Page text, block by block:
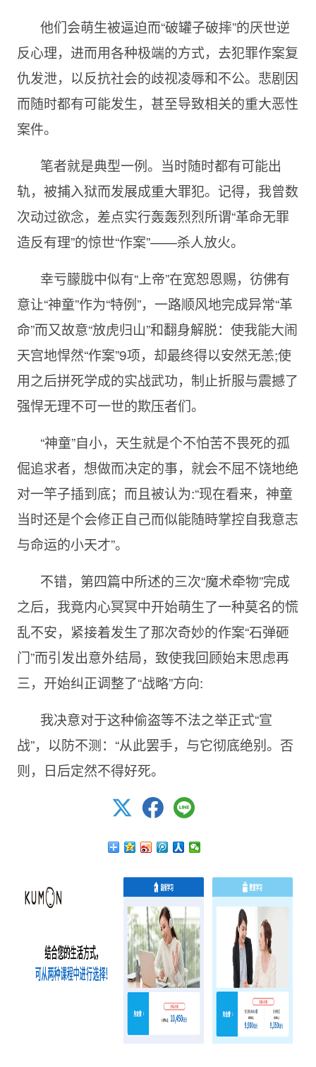
他们会萌生被逼迫而“破罐子破摔”的厌世逆
反心理，进而用各种极端的方式，去犯罪作案复
仇发泄，以反抗社会的歧视凌辱和不公。悲剧因
而随时都有可能发生，甚至导致相关的重大恶性
案件。
笔者就是典型一例。当时随时都有可能出
轨，被捕入狱而发展成重大罪犯。记得，我曾数
次动过欲念，差点实行轰轰烈烈所谓“革命无罪
造反有理”的惊世“作案”——杀人放火。
幸亏朦胧中似有“上帝”在宽恕恩赐，彷佛有
意让“神童”作为“特例”，一路顺风地完成异常“革
命”而又故意“放虎归山”和翻身解脱：使我能大闹
天宫地悍然“作案”9项，却最终得以安然无恙;使
用之后拼死学成的实战武功，制止折服与震撼了
强悍无理不可一世的欺压者们。
“神童”自小，天生就是个不怕苦不畏死的孤
倔追求者，想做而决定的事，就会不屈不饶地绝
对一竿子插到底；而且被认为:“现在看来，神童
当时还是个会修正自己而似能随時掌控自我意志
与命运的小天才”。
不错，第四篇中所述的三次“魔术牵物”完成
之后，我竟内心冥冥中开始萌生了一种莫名的慌
乱不安，紧接着发生了那次奇妙的作案“石弹砸
门”而引发出意外结局，致使我回顾始末思虑再
三，开始纠正调整了“战略”方向:
我决意对于这种偷盗等不法之举正式“宣
战”，以防不测：“从此罢手，与它彻底绝别。否
则，日后定然不得好死。